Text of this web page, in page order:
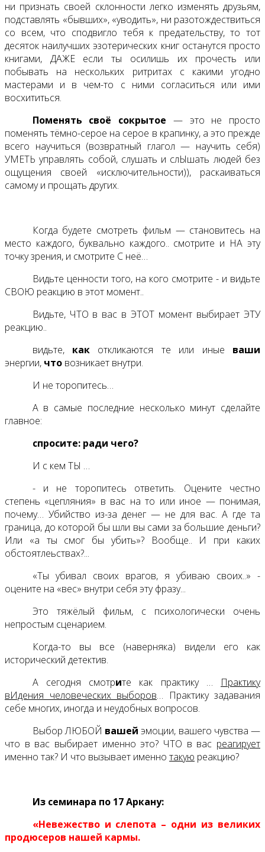
ни признать своей склонности легко изменять друзьям,
подставлять «бывших», «уводить», ни разотождествиться
со всем, что сподвигло тебя к предательству, то тот
десяток наилучших эзотерических книг останутся просто
книгами, ДАЖЕ если ты осилишь их прочесть или
побывать на нескольких ритритах с какими угодно
мастерами и в чем-то с ними согласиться или ими
восхититься.
Поменять своё сокрытое — это не просто
поменять тёмно-серое на серое в крапинку, а это прежде
всего научиться (возвратный глагол — научить себя)
УМЕТЬ управлять собой, слушать и слЫшать людей без
ощущения своей «исключительности)), раскаиваться
самому и прощать других.
Когда будете смотреть фильм — становитесь на
место каждого, буквально каждого.. смотрите и НА эту
точку зрения, и смотрите С неё…
Видьте ценности того, на кого смотрите - и видьте
СВОЮ реакцию в этот момент..
Видьте, ЧТО в вас в ЭТОТ момент выбирает ЭТУ
реакцию..
видьте, как откликаются те или иные ваши
энергии, что возникает внутри.
И не торопитесь…
А в самые последние несколько минут сделайте
главное:
спросите: ради чего?
И с кем ТЫ …
- и не торопитесь ответить. Оцените честно
степень «цепляния» в вас на то или иное — понимая,
почему… Убийство из-за денег — не для вас. А где та
граница, до которой бы шли вы сами за большие деньги?
Или «а ты смог бы убить»? Вообще.. И при каких
обстоятлеьствах?...
«Ты убивал своих врагов, я убиваю своих..» -
оцените на «вес» внутри себя эту фразу...
Это тяжёлый фильм, с психологически очень
непростым сценарием.
Когда-то вы все (наверняка) видели его как
исторический детектив.
А сегодня смотрите как практику … Практику
вИдения человеческих выборов… Практику задавания
себе многих, иногда и неудобных вопросов.
Выбор ЛЮБОЙ вашей эмоции, вашего чувства —
что в вас выбирает именно это? ЧТО в вас реагирует
именно так? И что вызывает именно такую реакцию?
Из семинара по 17 Аркану:
«Невежество и слепота – одни из великих
продюсеров нашей кармы.